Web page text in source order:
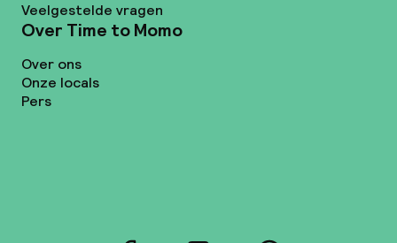
Veelgestelde vragen
Over Time to Momo
Over ons
Onze locals
Pers